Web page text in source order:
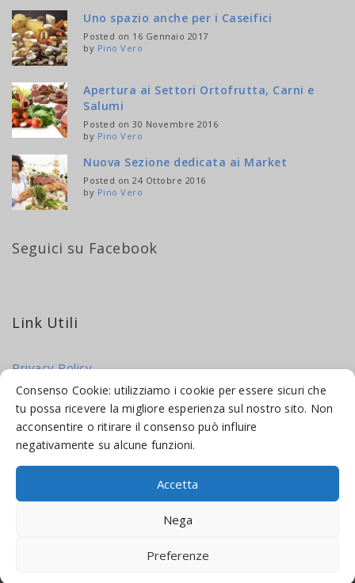
Consenso Cookie: utilizziamo i cookie per essere sicuri che
tu possa ricevere la migliore esperienza sul nostro sito. Non
acconsentire o ritirare il consenso può influire
negativamente su alcune funzioni.
Accetta
Nega
Preferenze
Uno spazio anche per i Caseifici
Posted on 16 Gennaio 2017
by Pino Vero
Apertura ai Settori Ortofrutta, Carni e
Salumi
Posted on 30 Novembre 2016
by Pino Vero
Nuova Sezione dedicata ai Market
Posted on 24 Ottobre 2016
by Pino Vero
Seguici su Facebook
Link Utili
Privacy Policy
Cookie Policy
MADE WEB SOLUTIONS